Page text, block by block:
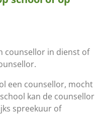
counsellor in dienst of
een counsellor, mocht
kan de counsellor
spreekuur of